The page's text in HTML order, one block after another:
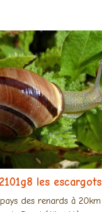
les escargots
des renards à 20km